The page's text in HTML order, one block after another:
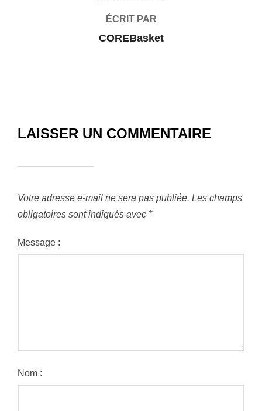
ÉCRIT PAR
COREBasket
LAISSER UN COMMENTAIRE
Votre adresse e-mail ne sera pas publiée. Les champs
obligatoires sont indiqués avec *
Message :
Nom :